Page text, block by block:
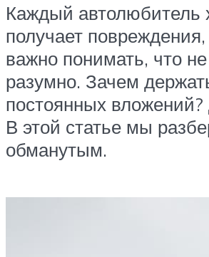
Каждый автолюбитель
получает
важно понимать, что не
разумно. Зачем
постоянных вложений?
В этой статье мы
обманутым.